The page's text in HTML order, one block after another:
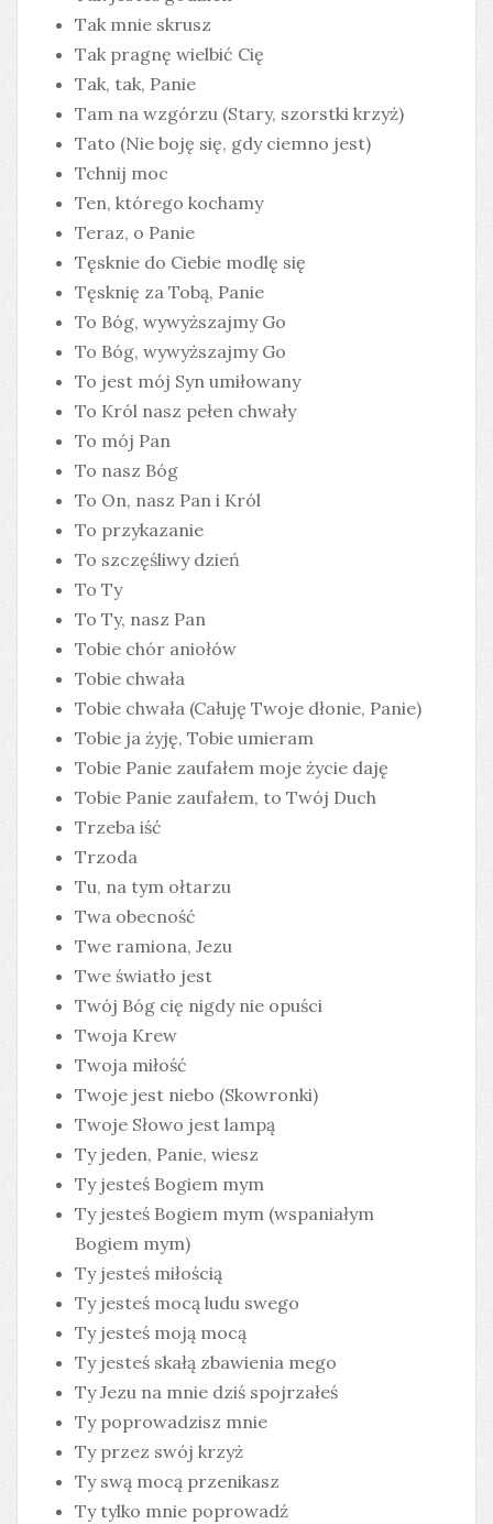
Tak mnie skrusz
Tak pragnę wielbić Cię
Tak, tak, Panie
Tam na wzgórzu (Stary, szorstki krzyż)
Tato (Nie boję się, gdy ciemno jest)
Tchnij moc
Ten, którego kochamy
Teraz, o Panie
Tęsknie do Ciebie modlę się
Tęsknię za Tobą, Panie
To Bóg, wywyższajmy Go
To Bóg, wywyższajmy Go
To jest mój Syn umiłowany
To Król nasz pełen chwały
To mój Pan
To nasz Bóg
To On, nasz Pan i Król
To przykazanie
To szczęśliwy dzień
To Ty
To Ty, nasz Pan
Tobie chór aniołów
Tobie chwała
Tobie chwała (Całuję Twoje dłonie, Panie)
Tobie ja żyję, Tobie umieram
Tobie Panie zaufałem moje życie daję
Tobie Panie zaufałem, to Twój Duch
Trzeba iść
Trzoda
Tu, na tym ołtarzu
Twa obecność
Twe ramiona, Jezu
Twe światło jest
Twój Bóg cię nigdy nie opuści
Twoja Krew
Twoja miłość
Twoje jest niebo (Skowronki)
Twoje Słowo jest lampą
Ty jeden, Panie, wiesz
Ty jesteś Bogiem mym
Ty jesteś Bogiem mym (wspaniałym
Bogiem mym)
Ty jesteś miłością
Ty jesteś mocą ludu swego
Ty jesteś moją mocą
Ty jesteś skałą zbawienia mego
Ty Jezu na mnie dziś spojrzałeś
Ty poprowadzisz mnie
Ty przez swój krzyż
Ty swą mocą przenikasz
Ty tylko mnie poprowadź